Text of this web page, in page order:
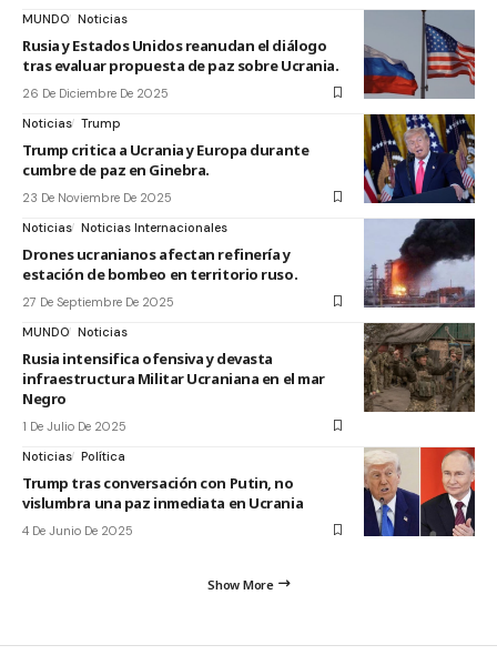
MUNDO Noticias
Rusia y Estados Unidos reanudan el diálogo
tras evaluar propuesta de paz sobre Ucrania.
26 De Diciembre De 2025
Noticias Trump
Trump critica a Ucrania y Europa durante
cumbre de paz en Ginebra.
23 De Noviembre De 2025
Noticias Noticias Internacionales
Drones ucranianos afectan refinería y
estación de bombeo en territorio ruso.
27 De Septiembre De 2025
MUNDO Noticias
Rusia intensifica ofensiva y devasta
infraestructura Militar Ucraniana en el mar
Negro
1 De Julio De 2025
Noticias Política
Trump tras conversación con Putin, no
vislumbra una paz inmediata en Ucrania
4 De Junio De 2025
Show More